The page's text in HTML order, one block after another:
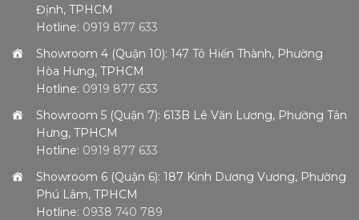
Định, TPHCM
Hotline: 0919 877 633
Showroom 4 (Quận 10): 147 Tô Hiến Thành, Phường
Hòa Hưng, TPHCM
Hotline: 0919 877 633
Showroom 5 (Quận 7): 613B Lê Văn Lương, Phường Tân
Hưng, TPHCM
Hotline: 0919 877 633
Showroom 6 (Quận 6): 187 Kinh Dương Vương, Phường
Phú Lâm, TPHCM
Hotline: 0938 740 789